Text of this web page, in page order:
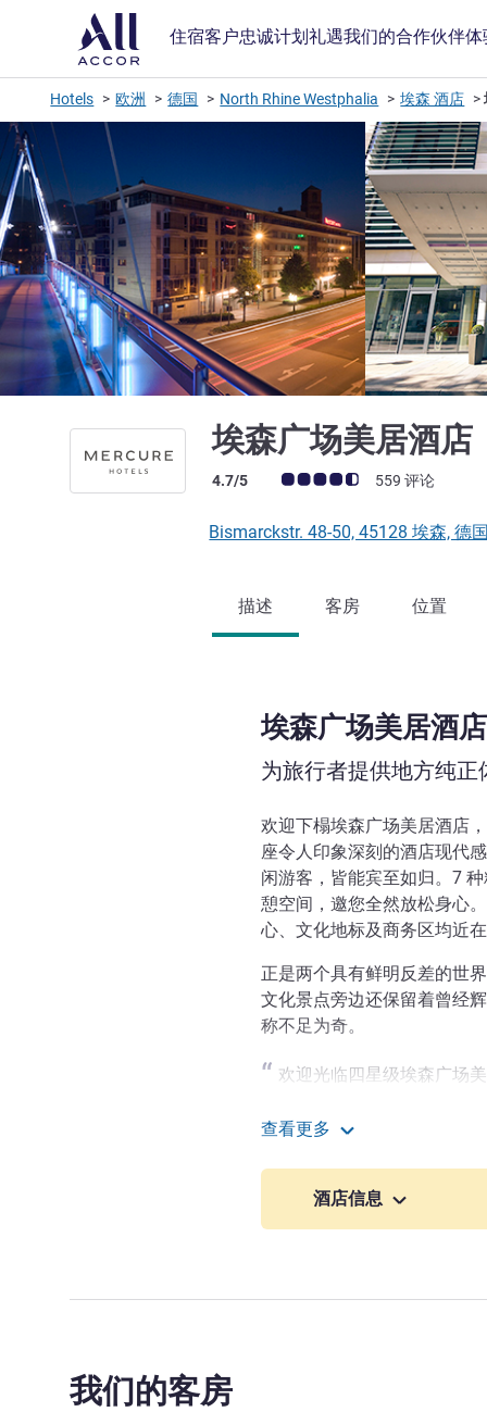
住宿客户忠诚计划礼遇我们的合作伙伴体
Hotels 欧洲 德国 North Rhine Westphalia 埃森 酒店
埃森广场美居酒店
客户意见评级 (ALL 评级)
4.7/5 559 评论
Bismarckstr. 48-50, 45128 埃森, 德
描述 客房 位置
埃森广场美居酒店
为旅行者提供地方纯正
欢迎下榻埃森广场美居酒店
座令人印象深刻的酒店现代
闲游客，皆能宾至如归。7
憩空间，邀您全然放松身心
心、文化地标及商务区均近
正是两个具有鲜明反差的世
文化景点旁边还保留着曾经
称不足为奇。
欢迎光临四星级埃森广场
Danny Schmidt 酒店管理
查看更多
酒店信息
我们的客房